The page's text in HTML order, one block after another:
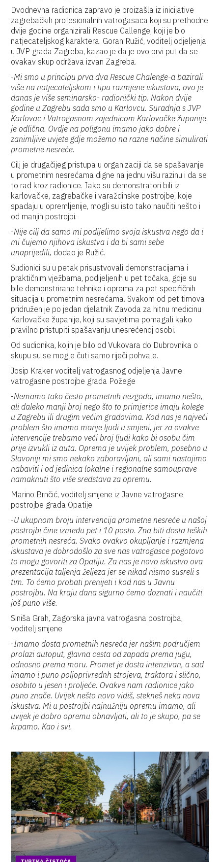
Dvodnevna radionica zapravo je proizašla iz inicijative
zagrebačkih profesionalnih vatrogasaca koji su prethodne
dvije godine organizirali Rescue Callenge, koji je bio
natjecateljskog karaktera. Goran Ružić, voditelj odjeljenja
u JVP grada Zagreba, kazao je da je ovo prvi put da se
ovakav skup održava izvan Zagreba.
-Mi smo u principu prva dva Rescue Chalenge-a bazirali
više na natjecateljskom i tipu razmjene iskustava, ovo je
danas je više seminarsko- radionički tip. Nakon dvije
godine u Zagrebu sada smo u Karlovcu. Suradnja s JVP
Karlovac i Vatrogasnom zajednicom Karlovačke županije
je odlična. Ovdje na poligonu imamo jako dobre i
zanimljive uvjete gdje možemo na razne načine simulirati
prometne nesreće.
Cilj je drugačijeg pristupa u organizaciji da se spašavanje
u prometnim nesrećama digne na jednu višu razinu i da se
to rad kroz radionice. Iako su demonstratori bili iz
karlovačke, zagrebačke i varaždinske postrojbe, koje
spadaju u opremljenije, mogli su isto tako naučiti nešto i
od manjih postrojbi.
-Nije cilj da samo mi podijelimo svoja iskustva nego da i
mi čujemo njihova iskustva i da bi sami sebe
unaprijedili, dodao je Ružić.
Sudionici su u petak prisustvovali demonstracijama i
praktičnim vježbama, podijeljenih u pet točaka, gdje su
bile demonstrirane tehnike i oprema za pet specifičnih
situacija u prometnim nesrećama. Svakom od pet timova
pridružen je po jedan djelatnik Zavoda za hitnu medicinu
Karlovačke županije, koji su savjetima pomagali kako
pravilno pristupiti spašavanju unesrećenoj osobi.
Od sudionika, kojih je bilo od Vukovara do Dubrovnika o
skupu su se mogle čuti samo riječi pohvale.
Josip Kraker voditelj vatrogasnog odjeljenja Javne
vatrogasne postrojbe grada Požege
-Nemamo tako često prometnih nezgoda, imamo nešto,
ali daleko manji broj nego što to primjerice imaju kolege
u Zagrebu ili drugim većim gradovima. Kod nas je najveći
problem što imamo manje ljudi u smjeni, jer za ovakve
intervencije trebamo veći broj ljudi kako bi osobu čim
prije izvukli iz auta. Oprema je uvijek problem, posebno u
Slavoniji mi smo nekako zaboravljani, ali sami nastojimo
nabaviti i od jedinica lokalne i regionalne samouprave
namaknuti što više sredstava za opremu.
Marino Brnčić, voditelj smjene iz Javne vatrogasne
postrojbe grada Opatije
-U ukupnom broju intervencija prometne nesreće u našoj
postrojbi čine između pet i 10 posto. Zna biti dosta teških
prometnih nesreća. Svako ovakvo okupljanje i razmjena
iskustava je dobrodošlo za sve nas vatrogasce pogotovo
to mogu govoriti za Opatiju. Za nas je novo iskustvo ova
prezentacija taljenja željeza jer se nikad nismo susreli s
tim. To ćemo probati prenijeti i kod nas u Javnu
postrojbu. Na kraju dana sigurno ćemo doznati i naučiti
još puno više.
Siniša Grah, Zagorska javna vatrogasna postrojba,
voditelj smjene
-Imamo dosta prometnih nesreća jer našim područjem
prolazi autoput, glavna cesta od zapada prema jugu,
odnosno prema moru. Promet je dosta intenzivan, a sad
imamo i puno poljoprivrednh strojeva, traktora i slično,
osobito u jesen i proljeće. Ovakve nam radionice jako
puno znače. Uvijek nešto novo vidiš, stekneš neka nova
iskustva. Mi u postrojbi najnužniju opremu imamo, ali
uvijek je dobro opremu obnavljati, ali to je skupo, pa se
krpamo. Kao i svi.